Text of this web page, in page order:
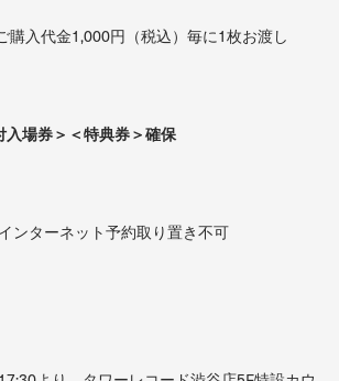
購入代金1,000円（税込）毎に1枚お渡し
入場券＞＜特典券＞確保
ンターネット予約取り置き不可